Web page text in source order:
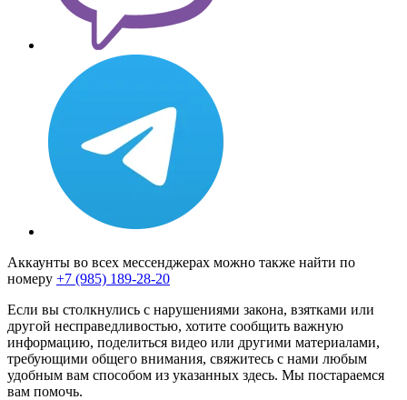
Аккаунты во всех мессенджерах можно также найти по
номеру +7 (985) 189-28-20
Если вы столкнулись с нарушениями закона, взятками или
другой несправедливостью, хотите сообщить важную
информацию, поделиться видео или другими материалами,
требующими общего внимания, свяжитесь с нами любым
удобным вам способом из указанных здесь. Мы постараемся
вам помочь.